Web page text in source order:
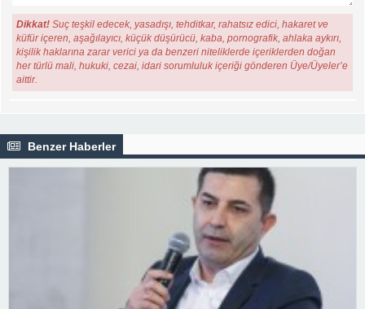
Dikkat! Suç teşkil edecek, yasadışı, tehditkar, rahatsız edici, hakaret ve
küfür içeren, aşağılayıcı, küçük düşürücü, kaba, pornografik, ahlaka aykırı,
kişilik haklarına zarar verici ya da benzeri niteliklerde içeriklerden doğan
her türlü mali, hukuki, cezai, idari sorumluluk içeriği gönderen Üye/Üyeler’e
aittir.
Benzer Haberler